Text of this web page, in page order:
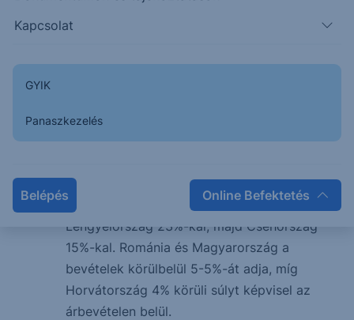
Kapcsolat
GYIK
Panaszkezelés
Belépés Online Befektetés
szerzett a Santander Bank Polska-ban, mely
eredményébe, ami jelentős mérlegfőösszeg
növekedést eredményezett.
Ausztria, mely ország a bevételek 35%-át
adta az első negyedévben. Ezt követi
Lengyelország 23%-kal, majd Csehország
15%-kal. Románia és Magyarország a
bevételek körülbelül 5-5%-át adja, míg
Horvátország 4% körüli súlyt képvisel az
árbevételen belül.